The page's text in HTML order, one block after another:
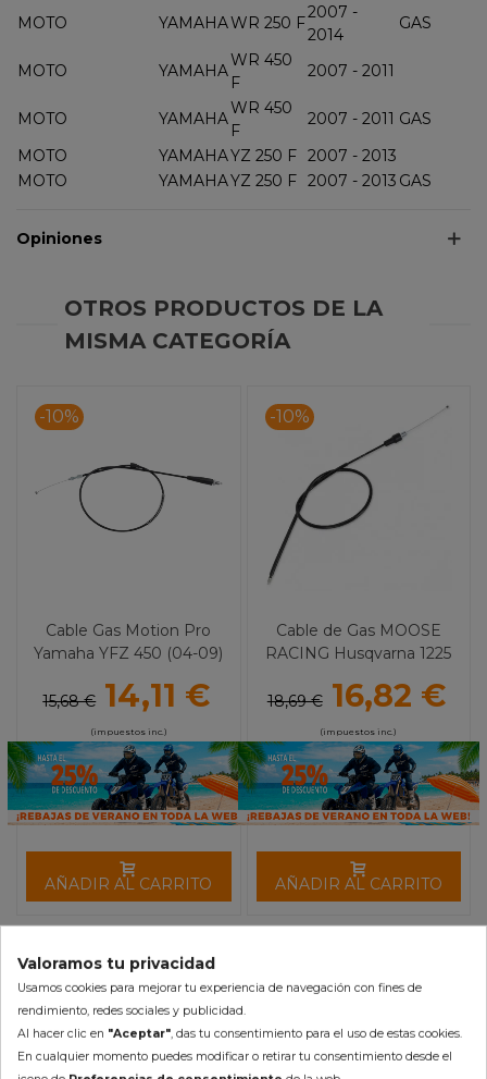
MOTO
YAMAHAWR 250 F
2007 -
2014
GAS
MOTO YAMAHA
WR 450
F
2007 - 2011
MOTO YAMAHA
WR 450
F
2007 - 2011 GAS
MOTO
YAMAHAYZ 250 F 2007 - 2013
MOTO
YAMAHAYZ 250 F 2007 - 2013 GAS
Opiniones
OTROS PRODUCTOS DE LA
MISMA CATEGORÍA
-10%
Cable Gas Motion Pro
Yamaha YFZ 450 (04-09)
06320006
15,68 € 14,11 €
(impuestos inc.)
AÑADIR AL CARRITO
-10%
Cable de Gas MOOSE
RACING Husqvarna 1225
18,69 € 16,82 €
(impuestos inc.)
AÑADIR AL CARRITO
-10%
Valoramos tu privacidad
Usamos cookies para mejorar tu experiencia de navegación con fines de
rendimiento, redes sociales y publicidad.
Al hacer clic en "Aceptar" , das tu consentimiento para el uso de estas cookies.
En cualquier momento puedes modificar o retirar tu consentimiento desde el